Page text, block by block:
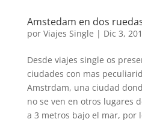
Amstedam en dos
por Viajes Single | Dic 3,
Desde viajes single os
ciudades con mas
Amstrdam, una ciudad
no se ven en otros lugares
a 3 metros bajo el mar, por